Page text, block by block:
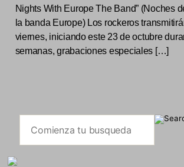
Nights With Europe The Band” (Noches
la banda Europe) Los rockeros
viernes, iniciando este 23 de octubre
semanas, grabaciones especiales […]